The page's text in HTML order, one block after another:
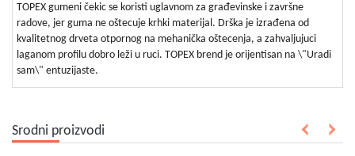
decu
TOPEX gumeni čekic se koristi uglavnom za građevinske i završne
radove, jer guma ne oštecuje krhki materijal. Drška je izrađena od
kvalitetnog drveta otpornog na mehanička oštecenja, a zahvaljujuci
laganom profilu dobro leži u ruci. TOPEX brend je orijentisan na \"Uradi
sam\" entuzijaste.
Srodni proizvodi